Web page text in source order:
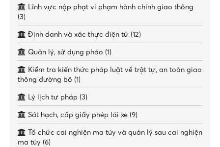
Lĩnh vực nộp phạt vi phạm hành chính giao thông
(3)
Định danh và xác thực điện tử (12)
Quản lý, sử dụng pháo (1)
Kiểm tra kiến thức pháp luật về trật tự, an toàn giao
thông đường bộ (1)
Lý lịch tư pháp (3)
Sát hạch, cấp giấy phép lái xe (9)
Tổ chức cai nghiện ma túy và quản lý sau cai nghiện
ma túy (6)